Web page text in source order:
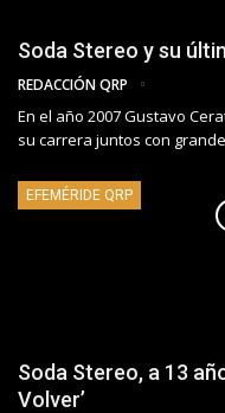
Soda Stereo y su
REDACCIÓN QRP
En el año 2007 Gustavo
su carrera juntos con
EFEMÉRIDE QRP
Soda Stereo, a 13
Volver’